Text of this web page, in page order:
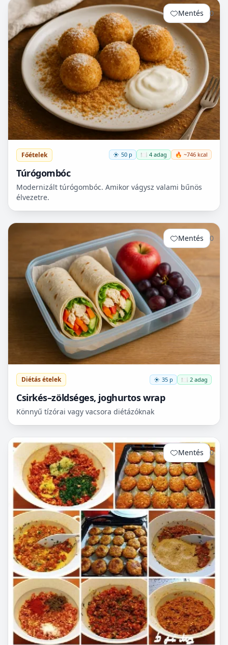
Mentés 0
Főételek 50 p 🍽️ 4 adag 🔥 ~746 kcal
Túrógombóc
Modernizált túrógombóc. Amikor vágysz valami bűnös
élvezetre.
Mentés 0
Diétás ételek 35 p 🍽️ 2 adag
Csirkés–zöldséges, joghurtos wrap
Könnyű tízórai vagy vacsora diétázóknak
Mentés 0